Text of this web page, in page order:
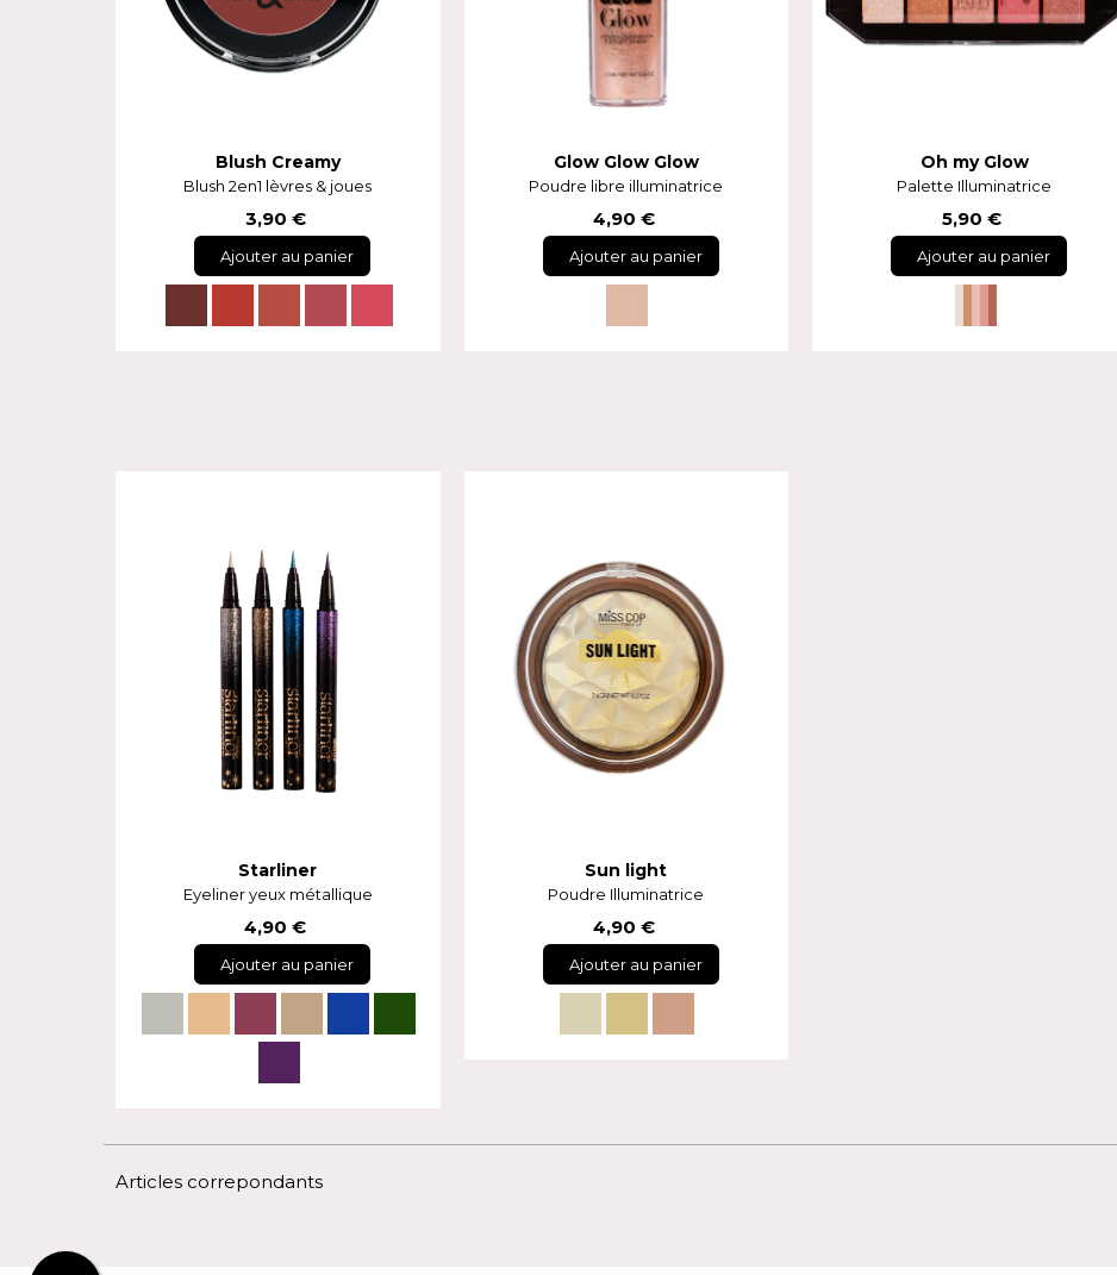
Blush Creamy
Blush 2en1 lèvres & joues
3,90 €
Ajouter au panier
Glow Glow Glow
Poudre libre illuminatrice
4,90 €
Ajouter au panier
Oh my Glow
Palette Illuminatrice
5,90 €
Ajouter au panier
Starliner
Eyeliner yeux métallique
4,90 €
Ajouter au panier
Sun light
Poudre Illuminatrice
4,90 €
Ajouter au panier
Articles correpondants